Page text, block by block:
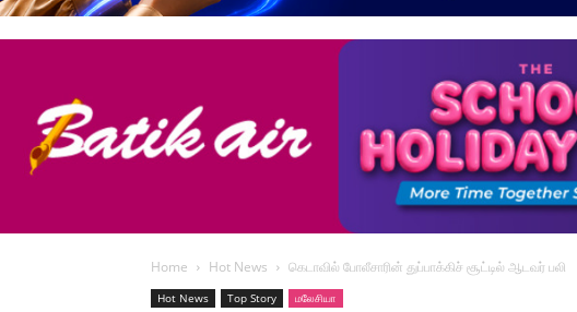
Home Hot News கெடாவில் போலீசாரின் துப்பாக்கிச் சூட்டில் ஆடவர் பலி
Hot News Top Story மலேசியா